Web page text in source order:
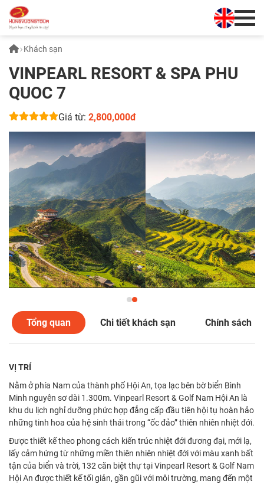
Khách sạn
VINPEARL RESORT & SPA PHU
QUOC 7
Giá từ:2,800,000đ
Tổng quan Chi tiết khách sạn Chính sách
VỊ TRÍ
Nằm ở phía Nam của thành phố Hội An, tọa lạc bên bờ biển Bình
Minh nguyên sơ dài 1.300m. Vinpearl Resort & Golf Nam Hội An là
khu du lịch nghỉ dưỡng phức hợp đẳng cấp đầu tiên hội tụ hoàn hảo
những tinh hoa của hệ sinh thái trong “ốc đảo” thiên nhiên nhiệt đới.
Được thiết kế theo phong cách kiến trúc nhiệt đới đương đại, mới lạ,
lấy cảm hứng từ những miền thiên nhiên nhiệt đới với màu xanh bất
tận của biển và trời, 132 căn biệt thự tại Vinpearl Resort & Golf Nam
Hội An được thiết kế tối giản, gần gũi với môi trường, mang đến một